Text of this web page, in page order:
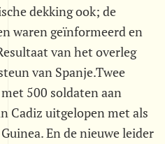
dekking ook; de
waren geïnformeerd en
van het overleg
van Spanje.Twee
500 soldaten aan
Cadiz uitgelopen met als
En de nieuwe leider